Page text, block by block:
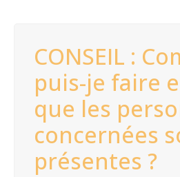
CONSEIL :
puis-je faire
que les
concernées
présentes ?